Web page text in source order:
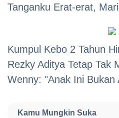
Tanganku Erat-erat,
Kumpul Kebo 2 Tahun
Rezky Aditya Tetap Tak
Wenny: "Anak Ini Bukan
Kamu Mungkin Suka